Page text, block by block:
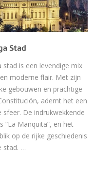
Stad
is een levendige mix
moderne flair. Met zijn
gebouwen en prachtige
ademt het een
sfeer. De indrukwekkende
“La Manquita”, en het
op de rijke geschiedenis
stad. …